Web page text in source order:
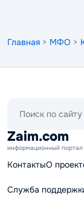
Главная > МФО >
сайту
Zaim.com
информационный портал
КонтактыО
Служба